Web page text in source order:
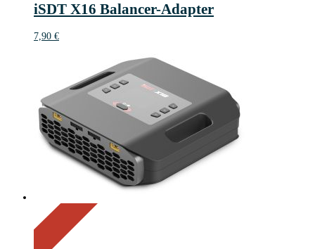
iSDT X16 Balancer-Adapter
7,90 €
On Sale